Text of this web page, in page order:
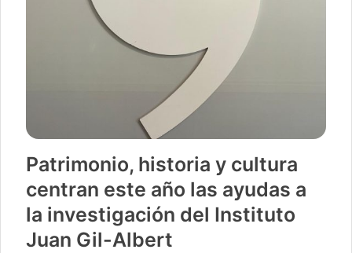
Patrimonio, historia y cultura
centran este año las ayudas a
la investigación del Instituto
Juan Gil-Albert